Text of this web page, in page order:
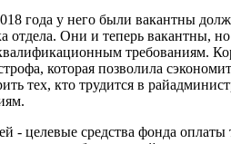
года у него были вакантны
отдела. Они и теперь вакантны,
требованиям.
которая позволила
тех, кто трудится в
- целевые средства фонда